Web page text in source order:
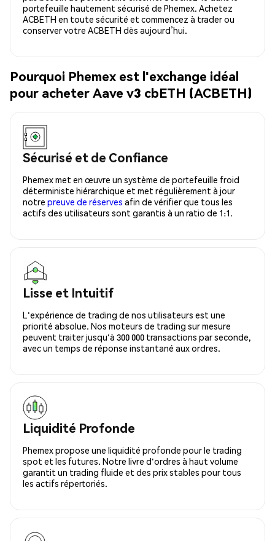
portefeuille hautement sécurisé de Phemex. Achetez
ACBETH en toute sécurité et commencez à trader ou
conserver votre ACBETH dès aujourd’hui.
Pourquoi Phemex est l'exchange idéal
pour acheter Aave v3 cbETH (ACBETH)
Sécurisé et de Confiance
Phemex met en œuvre un système de portefeuille froid
déterministe hiérarchique et met régulièrement à jour
notre preuve de réserves afin de vérifier que tous les
actifs des utilisateurs sont garantis à un ratio de 1:1.
Lisse et Intuitif
L'expérience de trading de nos utilisateurs est une
priorité absolue. Nos moteurs de trading sur mesure
peuvent traiter jusqu'à 300 000 transactions par seconde,
avec un temps de réponse instantané aux ordres.
Liquidité Profonde
Phemex propose une liquidité profonde pour le trading
spot et les futures. Notre livre d'ordres à haut volume
garantit un trading fluide et des prix stables pour tous
les actifs répertoriés.